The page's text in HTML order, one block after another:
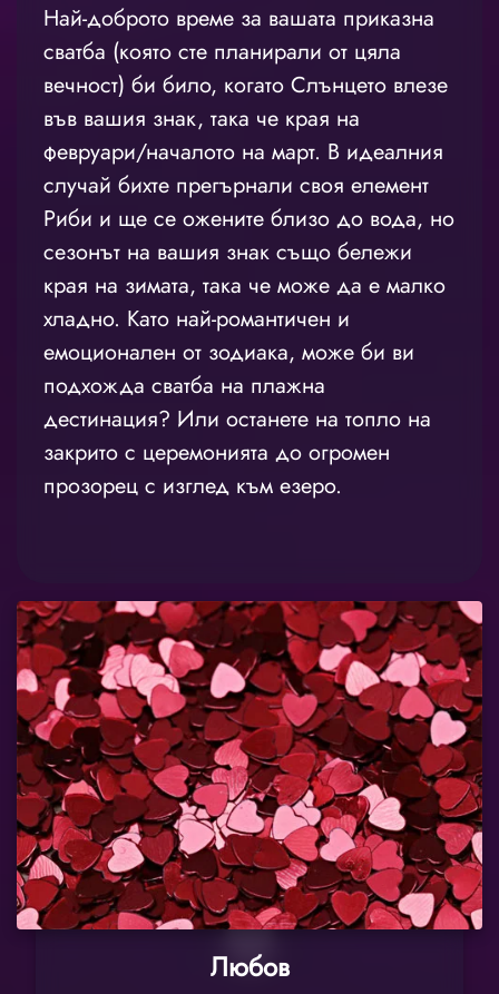
Най-доброто време за вашата приказна
сватба (която сте планирали от цяла
вечност) би било, когато Слънцето влезе
във вашия знак, така че края на
февруари/началото на март. В идеалния
случай бихте прегърнали своя елемент
Риби и ще се ожените близо до вода, но
сезонът на вашия знак също бележи
края на зимата, така че може да е малко
хладно. Като най-романтичен и
емоционален от зодиака, може би ви
подхожда сватба на плажна
дестинация? Или останете на топло на
закрито с церемонията до огромен
прозорец с изглед към езеро.
Любов